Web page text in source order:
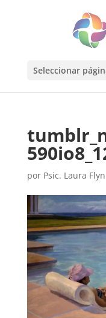
Seleccionar
por Psic. Laura